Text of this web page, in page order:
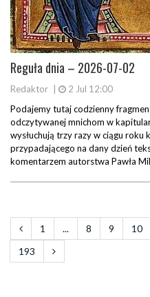
Reguła dnia – 2026-07-02
Redaktor
2 Jul 12:00
Podajemy tutaj codzienny
odczytywanej mnichom w
wysłuchują trzy razy w ciągu roku
przypadającego na dany dzień
komentarzem autorstwa Pawła
1 ... 8 9 10
193